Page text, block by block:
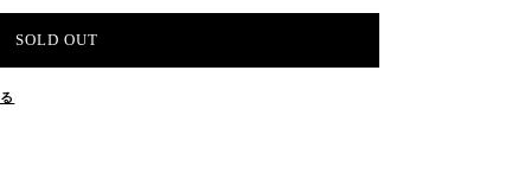
SOLD OUT